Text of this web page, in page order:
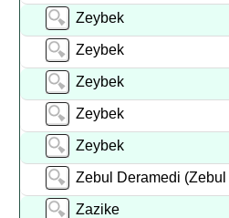
Zeybek
Zeybek
Zeybek
Zeybek
Zeybek
Zebul Deramedi
Zazike